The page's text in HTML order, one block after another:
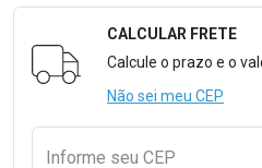
Formulário para
CALCULAR FRETE
Calcule o prazo e o
Não sei meu CEP
Informe seu CEP